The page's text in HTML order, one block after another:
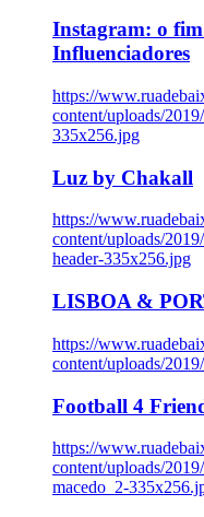
Instagram: o
Influenciadores
https://
content/uploads/
335x256.jpg
Luz by Chakall
https://
content/uploads/
header-335x256.jpg
LISBOA &
https://
content/uploads/
Football 4
https://
content/uploads/
macedo_2-